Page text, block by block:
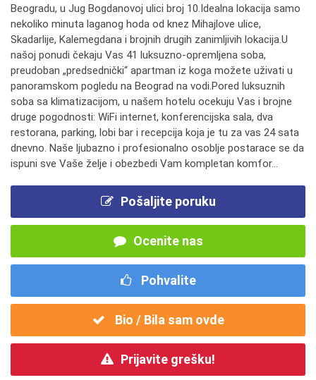
Beogradu, u Jug Bogdanovoj ulici broj 10.Idealna lokacija samo
nekoliko minuta laganog hoda od knez Mihajlove ulice,
Skadarlije, Kalemegdana i brojnih drugih zanimljivih lokacija.U
našoj ponudi čekaju Vas 41 luksuzno-opremljena soba,
preudoban „predsednički“ apartman iz koga možete uživati u
panoramskom pogledu na Beograd na vodi.Pored luksuznih
soba sa klimatizacijom, u našem hotelu ocekuju Vas i brojne
druge pogodnosti: WiFi internet, konferencijska sala, dva
restorana, parking, lobi bar i recepcija koja je tu za vas 24 sata
dnevno. Naše ljubazno i profesionalno osoblje postarace se da
ispuni sve Vaše želje i obezbedi Vam kompletan komfor...
Pošaljite poruku
Ocenite nas
Pohvalite
Bio / Bila sam ovde
Prijavite grešku!